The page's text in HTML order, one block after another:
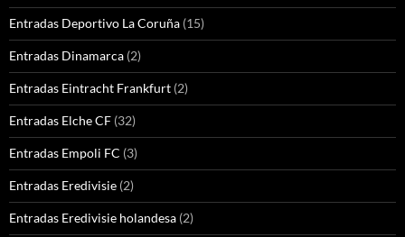
Entradas Deportivo La Coruña (15)
Entradas Dinamarca (2)
Entradas Eintracht Frankfurt (2)
Entradas Elche CF (32)
Entradas Empoli FC (3)
Entradas Eredivisie (2)
Entradas Eredivisie holandesa (2)